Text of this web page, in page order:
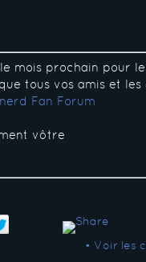
le mois prochain pour
tous vos amis et
Fan Forum
vôtre
• Voir les